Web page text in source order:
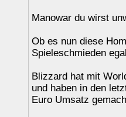
Manowar du wirst
Ob es nun diese
Spieleschmieden
Blizzard hat mit
und haben in den
Euro Umsatz